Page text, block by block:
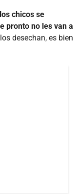
chicos se
pronto no les van a
desechan, es bien